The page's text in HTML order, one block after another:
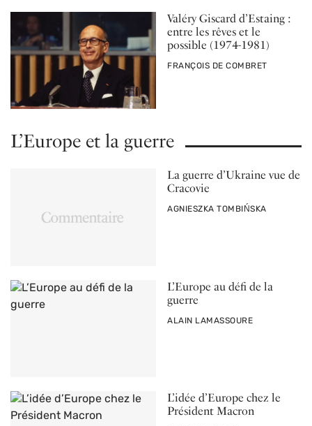
Valéry Giscard d’Estaing :
entre les rêves et le
possible (1974-1981)
PAR
FRANÇOIS DE COMBRET
L’Europe et la guerre
La guerre d’Ukraine vue de
Cracovie
PAR
AGNIESZKA TOMBIŃSKA
L’Europe au défi de la
guerre
PAR
ALAIN LAMASSOURE
L’idée d’Europe chez le
Président Macron